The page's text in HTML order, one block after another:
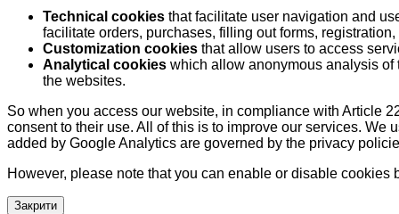
Technical cookies that facilitate user navigation and
facilitate orders, purchases, filling out forms,
Customization cookies that allow users to access
Analytical cookies which allow anonymous analysis
the websites.
So when you access our website, in compliance with Article
consent to their use. All of this is to improve our services.
added by Google Analytics are governed by the privacy
However, please note that you can enable or disable cookies
Закрити